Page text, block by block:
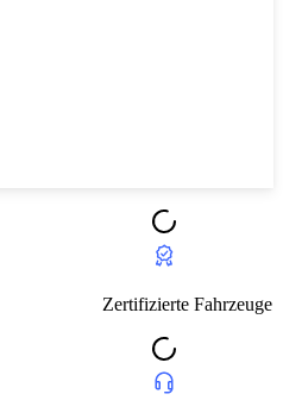
mit Garantie